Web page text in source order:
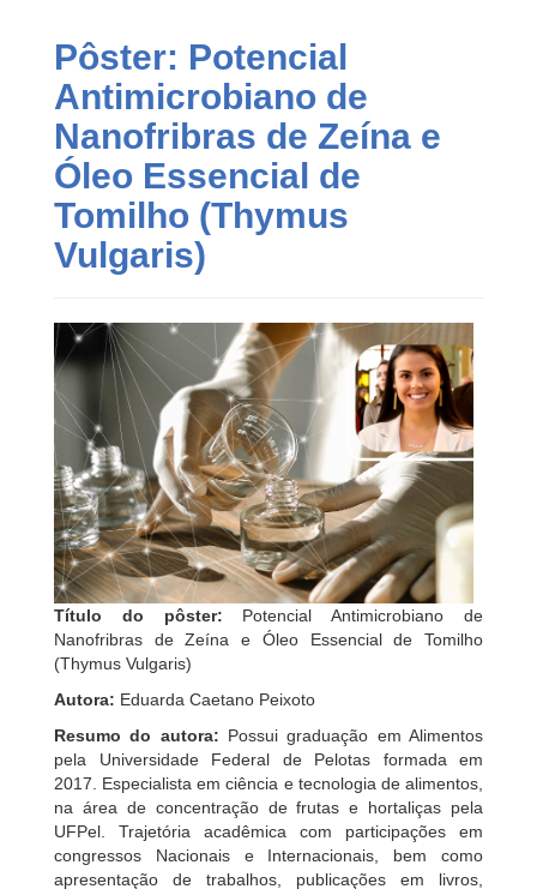
Pôster: Potencial
Antimicrobiano de
Nanofribras de Zeína e
Óleo Essencial de
Tomilho (Thymus
Vulgaris)
Título do pôster: Potencial Antimicrobiano de
Nanofribras de Zeína e Óleo Essencial de Tomilho
(Thymus Vulgaris)
Autora: Eduarda Caetano Peixoto
Resumo do autora: Possui graduação em Alimentos
pela Universidade Federal de Pelotas formada em
2017. Especialista em ciência e tecnologia de alimentos,
na área de concentração de frutas e hortaliças pela
UFPel. Trajetória acadêmica com participações em
congressos Nacionais e Internacionais, bem como
apresentação de trabalhos, publicações em livros,